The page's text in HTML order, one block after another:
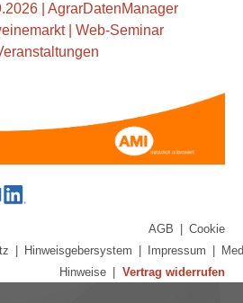
| AgrarDatenManager
| Web-Seminar
AGB
Cookie
Hinweisgebersystem Impressum
Hinweise
Vertrag widerrufen